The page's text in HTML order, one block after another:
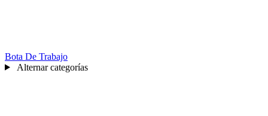
Bota De Trabajo
Alternar categorías